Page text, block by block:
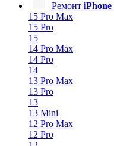
Ремонт iPhone
15 Pro Max
15 Pro
15
14 Pro Max
14 Pro
14
13 Pro Max
13 Pro
13
13 Mini
12 Pro Max
12 Pro